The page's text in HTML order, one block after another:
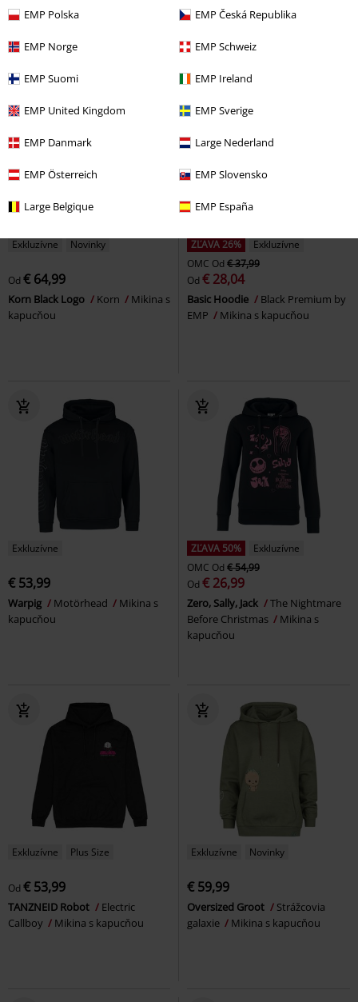
EMP Polska EMP Česká Republika
EMP Norge EMP Schweiz
EMP Suomi EMP Ireland
EMP United Kingdom EMP Sverige
EMP Danmark Large Nederland
EMP Österreich EMP Slovensko
Large Belgique EMP España
Token
Mikina s kapucňou
Mikina s kapucňou
Exkluzívne Novinky
Od € 64,99
Korn Black Logo Korn
Mikina s
kapucňou
ZĽAVA 26%
Exkluzívne
OMC Od € 37,99
Od € 28,04
Basic Hoodie
Black Premium by
EMP
Mikina s kapucňou
Exkluzívne
€ 53,99
Warpig Motörhead
Mikina s
kapucňou
ZĽAVA 50%
Exkluzívne
OMC Od € 54,99
Od € 26,99
Zero, Sally, Jack
The Nightmare
Before Christmas
Mikina s
kapucňou
Exkluzívne Plus Size
Od € 53,99
TANZNEID Robot
Electric
Callboy
Mikina s kapucňou
Exkluzívne Novinky
€ 59,99
Oversized Groot
Strážcovia
galaxie
Mikina s kapucňou